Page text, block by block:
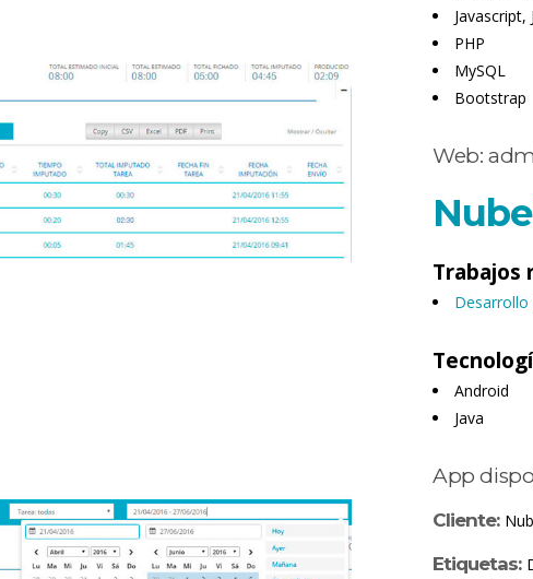
Javascript,
PHP
MySQL
Bootstrap
Web:
Trabajos
Desarrollo
Android
Java
App
Cliente:
Etiquetas: